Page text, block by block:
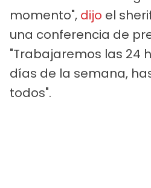
momento", dijo el
una conferencia de
"Trabajaremos las 24
días de la semana,
todos".